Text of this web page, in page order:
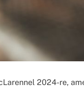
2024-re,